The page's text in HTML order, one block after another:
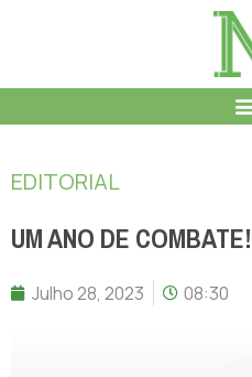
EDITORIAL
UM ANO DE COMBATE!
Julho 28, 2023 08:30